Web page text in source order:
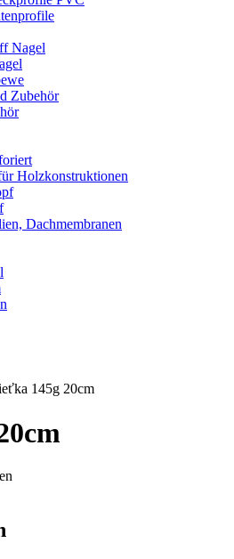
Nagel
Zubehör
Holzkonstruktionen
Dachmembranen
145g 20cm